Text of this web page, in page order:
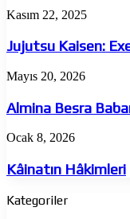
Jujutsu
Execution
Kasım 22, 2025
Jujutsu Kaisen:
Almina
Babar’a
büyük
onur
Mayıs 20, 2026
Almina Besra
Kâinatın
Ocak 8, 2026
Kâinatın Hâkimleri
Kategoriler